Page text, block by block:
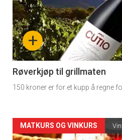
akkurat
nå
-
4
+
Røverkjøp til grillmaten
150 kroner er for et kupp å regne
Forsiden
MATKURS OG VINKURS